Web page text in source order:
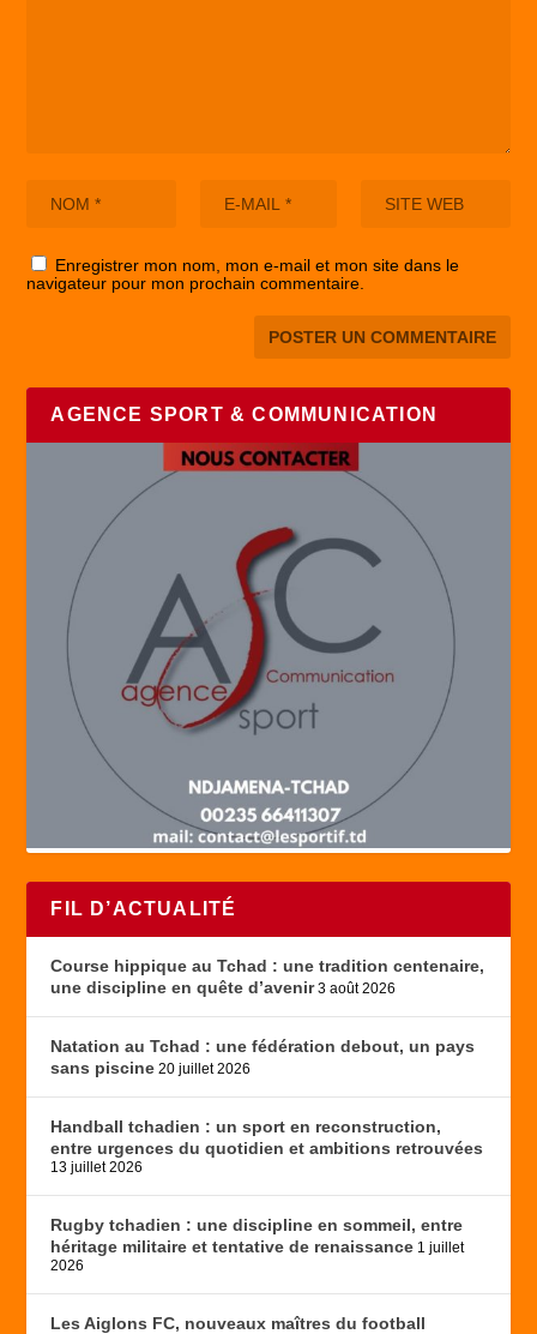
Enregistrer mon nom, mon e-mail et mon site dans le
navigateur pour mon prochain commentaire.
AGENCE SPORT & COMMUNICATION
FIL D’ACTUALITÉ
Course hippique au Tchad : une tradition centenaire,
une discipline en quête d’avenir 3 août 2026
Natation au Tchad : une fédération debout, un pays
sans piscine 20 juillet 2026
Handball tchadien : un sport en reconstruction,
entre urgences du quotidien et ambitions retrouvées
13 juillet 2026
Rugby tchadien : une discipline en sommeil, entre
héritage militaire et tentative de renaissance 1 juillet
2026
Les Aiglons FC, nouveaux maîtres du football